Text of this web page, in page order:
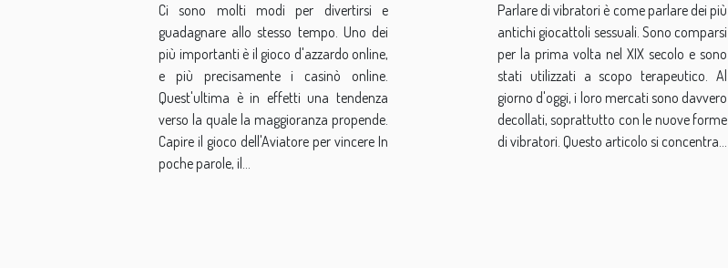
Ci sono molti modi per divertirsi e
guadagnare allo stesso tempo. Uno dei
più importanti è il gioco d'azzardo online,
e più precisamente i casinò online.
Quest'ultima è in effetti una tendenza
verso la quale la maggioranza propende.
Capire il gioco dell'Aviatore per vincere In
poche parole, il...
Parlare di vibratori è come parlare dei più
antichi giocattoli sessuali. Sono comparsi
per la prima volta nel XIX secolo e sono
stati utilizzati a scopo terapeutico. Al
giorno d'oggi, i loro mercati sono davvero
decollati, soprattutto con le nuove forme
di vibratori. Questo articolo si concentra...